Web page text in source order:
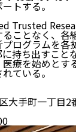
トする。
Trusted
ことなく、
ログラムを
持ち出すこ
療を始めと
ている。
手町一丁目2